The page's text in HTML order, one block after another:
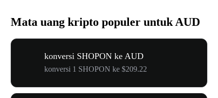
Mata uang kripto populer untuk AUD
konversi SHOPON ke AUD
konversi 1 SHOPON ke $209.22